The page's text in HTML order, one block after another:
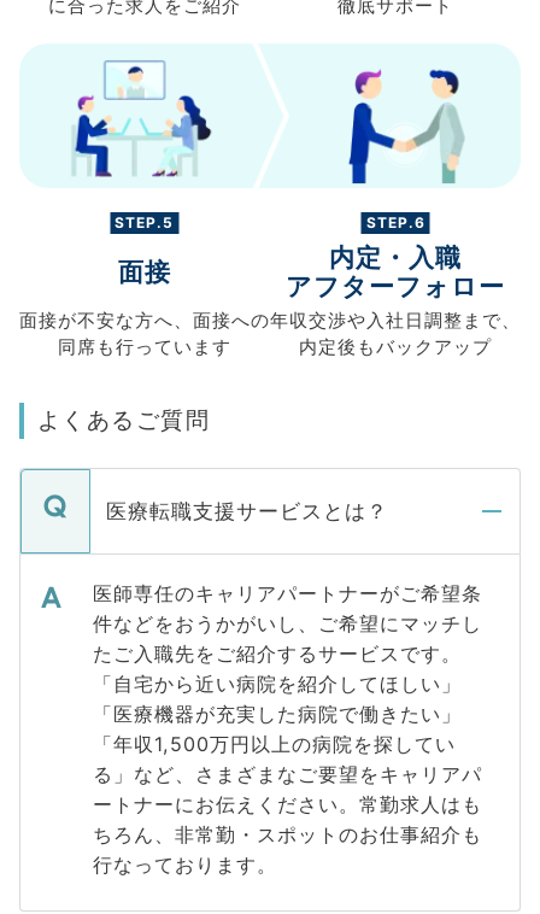
に合った求人を ご紹介
徹底サポート
STEP.5
面接
面接が不安な方へ、 面接への
同席も行っています
STEP.6
内定・入職
アフターフォロー
年収交渉や入社日調整まで、
内定後もバックアップ
よくあるご質問
医療転職支援サービスとは？
医師専任のキャリアパートナーがご希望条
件などをおうかがいし、ご希望にマッチし
たご入職先をご紹介するサービスです。
「自宅から近い病院を紹介してほしい」
「医療機器が充実した病院で働きたい」
「年収1,500万円以上の病院を探してい
る」など、さまざまなご要望をキャリアパ
ートナーにお伝えください。常勤求人はも
ちろん、非常勤・スポットのお仕事紹介も
行なっております。